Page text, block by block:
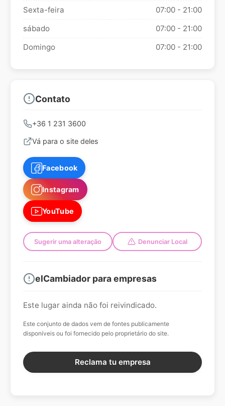
Sexta-feira
07:00 - 21:00
sábado
07:00 - 21:00
Domingo
07:00 - 21:00
Contato
+36 1 231 3600
Vá para o site deles
Facebook
Instagram
YouTube
Sugerir uma alteração Denunciar Local
elCambiador para empresas
Este lugar ainda não foi reivindicado.
Este conjunto de dados vem de fontes publicamente
disponíveis ou foi fornecido pelo proprietário do site.
Reclama tu empresa